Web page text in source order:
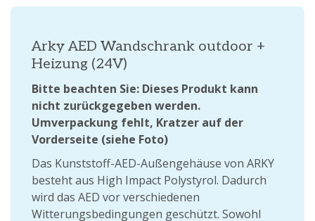
Arky AED Wandschrank outdoor +
Heizung (24V)
Bitte beachten Sie: Dieses Produkt kann
nicht zurückgegeben werden.
Umverpackung fehlt, Kratzer auf der
Vorderseite (siehe Foto)
Das Kunststoff-AED-Außengehäuse von ARKY
besteht aus High Impact Polystyrol. Dadurch
wird das AED vor verschiedenen
Witterungsbedingungen geschützt. Sowohl